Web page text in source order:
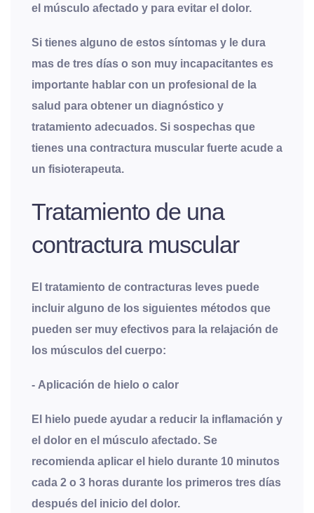
el músculo afectado y para evitar el dolor.
Si tienes alguno de estos síntomas y le dura
mas de tres días o son muy incapacitantes es
importante hablar con un profesional de la
salud para obtener un diagnóstico y
tratamiento adecuados. Si sospechas que
tienes una contractura muscular fuerte acude a
un fisioterapeuta.
Tratamiento de una
contractura muscular
El tratamiento de contracturas leves puede
incluir alguno de los siguientes métodos que
pueden ser muy efectivos para la relajación de
los músculos del cuerpo:
- Aplicación de hielo o calor
El hielo puede ayudar a reducir la inflamación y
el dolor en el músculo afectado. Se
recomienda aplicar el hielo durante 10 minutos
cada 2 o 3 horas durante los primeros tres días
después del inicio del dolor.